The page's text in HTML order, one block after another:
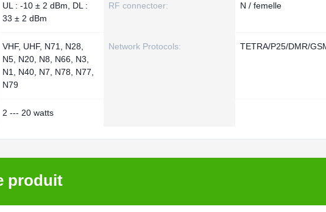
UL : -10 ± 2 dBm, DL :
33 ± 2 dBm
RF connectoer: N / femelle
VHF, UHF, N71, N28,
N5, N20, N8, N66, N3,
N1, N40, N7, N78, N77,
N79
Network Protocols: TETRA/P25/DMR/
2 --- 20 watts
produit